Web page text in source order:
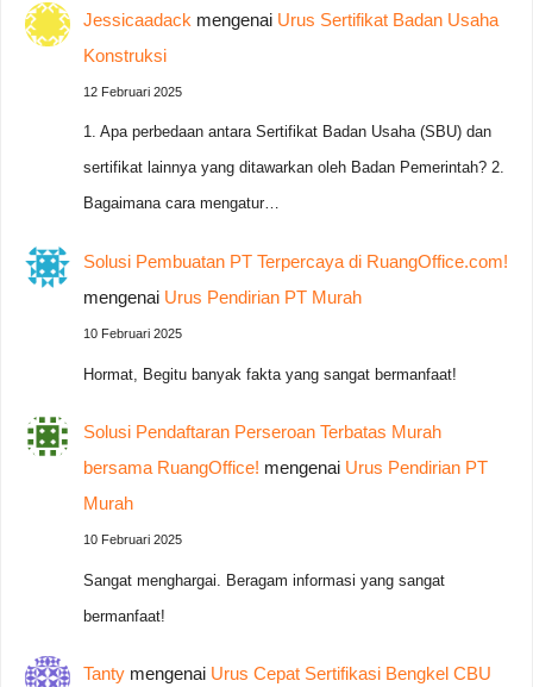
Jessicaadack mengenai Urus Sertifikat Badan Usaha
Konstruksi
12 Februari 2025
1. Apa perbedaan antara Sertifikat Badan Usaha (SBU) dan
sertifikat lainnya yang ditawarkan oleh Badan Pemerintah? 2.
Bagaimana cara mengatur…
Solusi Pembuatan PT Terpercaya di RuangOffice.com!
mengenai Urus Pendirian PT Murah
10 Februari 2025
Hormat, Begitu banyak fakta yang sangat bermanfaat!
Solusi Pendaftaran Perseroan Terbatas Murah
bersama RuangOffice! mengenai Urus Pendirian PT
Murah
10 Februari 2025
Sangat menghargai. Beragam informasi yang sangat
bermanfaat!
Tantymengenai Urus Cepat Sertifikasi Bengkel CBU